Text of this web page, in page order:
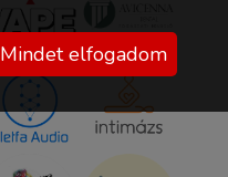
Mindet elfogadom